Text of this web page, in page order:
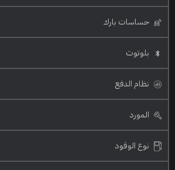
حساسات بارك
بلوتوث
نظام الدفع
المورد
نوع الوقود